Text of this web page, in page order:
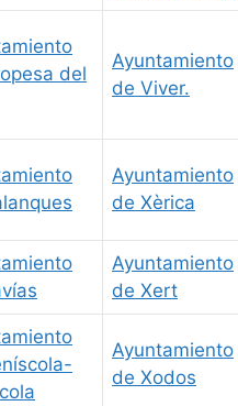
del
Ayuntamiento
de Viver.
Ayuntamiento
de Xèrica
Ayuntamiento
de Xert
Ayuntamiento
de Xodos